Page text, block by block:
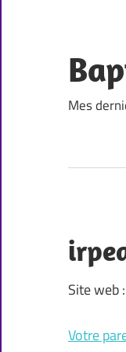
content
Mes
Site web :
Votre